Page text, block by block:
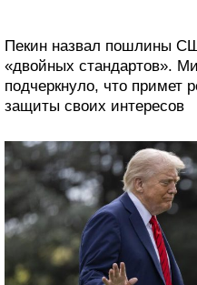
Пекин назвал пошлины
«двойных стандартов».
подчеркнуло, что примет
защиты своих интересов